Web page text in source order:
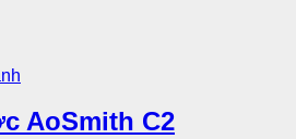
AoSmith C2